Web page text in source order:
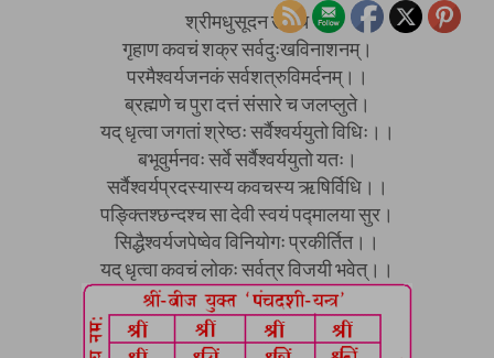
श्रीमधुसूदन उवाच
गृहाण कवचं शक्र सर्वदुःखविनाशनम्।
परमैश्वर्यजनकं सर्वशत्रुविमर्दनम्।।
ब्रह्मणे च पुरा दत्तं संसारे च जलप्लुते।
यद् धृत्वा जगतां श्रेष्ठः सर्वैश्वर्ययुतो विधिः।।
बभूवुर्मनवः सर्वे सर्वैश्वर्ययुतो यतः।
सर्वैश्वर्यप्रदस्यास्य कवचस्य ऋषिर्विधि।।
पङ्क्तिश्छन्दश्च सा देवी स्वयं पद्मालया सुर।
सिद्धैश्वर्यजपेष्वेव विनियोगः प्रकीर्तित।।
यद् धृत्वा कवचं लोकः सर्वत्र विजयी भवेत्।।